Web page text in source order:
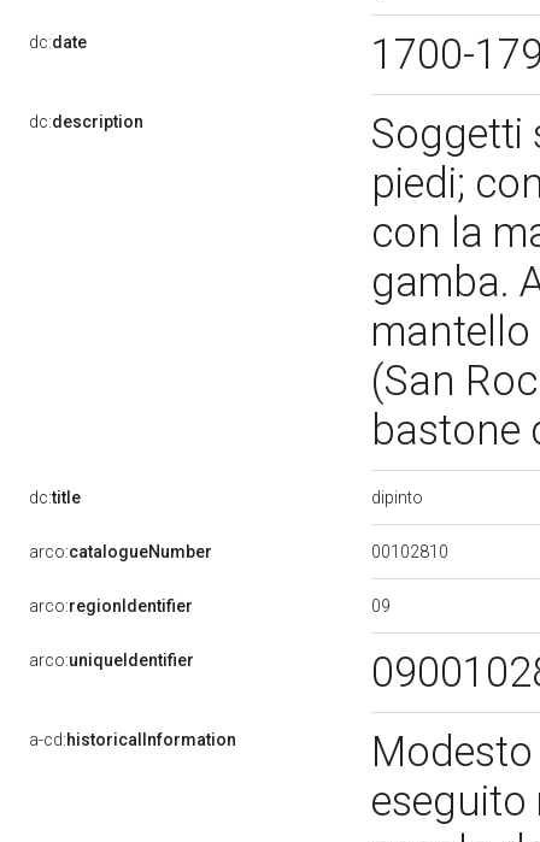
dc:date 1700-
dc:description
Soggetti
piedi;
con la
gamba.
mantello
(San
bastone
dc:title dipinto
arco:catalogueNumber 00102810
arco:regionIdentifier 09
arco:uniqueIdentifier
a-cd:historicalInformation
eseguito